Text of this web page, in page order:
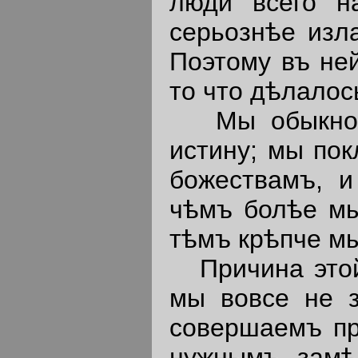
серьознѣе
Поэтому въ
то что
Мы
истину; мы
божествамъ,
чѣмъ болѣе
тѣмъ крѣпче
Причина
мы вовсе не
совершаемъ